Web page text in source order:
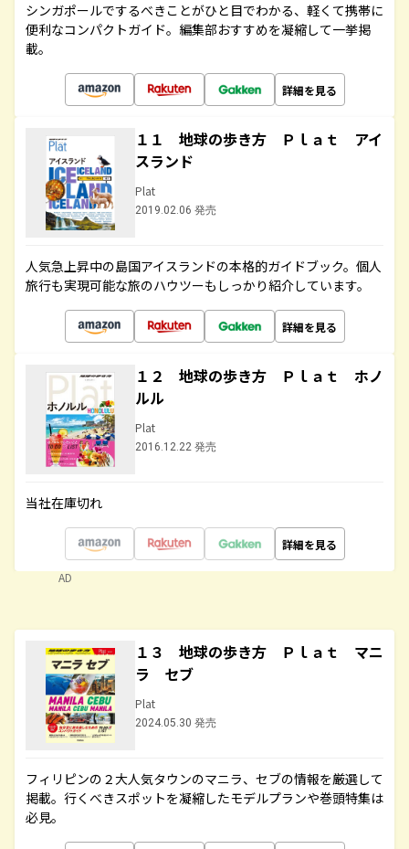
シンガポールでするべきことがひと目でわかる、軽くて携帯に
便利なコンパクトガイド。編集部おすすめを凝縮して一挙掲
載。
詳細を見る
１１ 地球の歩き方 Ｐｌａｔ アイ
スランド
Plat
2019.02.06 発売
人気急上昇中の島国アイスランドの本格的ガイドブック。個人
旅行も実現可能な旅のハウツーもしっかり紹介しています。
詳細を見る
１２ 地球の歩き方 Ｐｌａｔ ホノ
ルル
Plat
2016.12.22 発売
当社在庫切れ
詳細を見る
AD
１３ 地球の歩き方 Ｐｌａｔ マニ
ラ セブ
Plat
2024.05.30 発売
フィリピンの２大人気タウンのマニラ、セブの情報を厳選して
掲載。行くべきスポットを凝縮したモデルプランや巻頭特集は
必見。